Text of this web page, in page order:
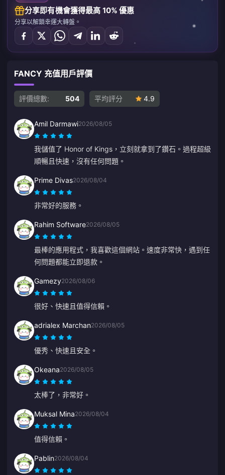
分享即有機會獲得最高 10% 優惠
分享以解鎖幸運大轉盤。
FANCY 充值用戶評價
評價總數: 504 平均評分 4.9
Amil Darmawi2026/08/05
我儲值了 Honor of Kings，立刻就拿到了鑽石。過程超級
順暢且快速，沒有任何問題。
Prime Divas2026/08/04
非常好的服務。
Rahim Software2026/08/05
最棒的應用程式，我喜歡這個網站。速度非常快，遇到任
何問題都能立即退款。
Gamezy2026/08/06
很好、快速且值得信賴。
adrialex Marchan2026/08/05
優秀、快速且安全。
Okeana2026/08/05
太棒了，非常好。
Muksal Mina2026/08/04
值得信賴。
Pablin2026/08/04